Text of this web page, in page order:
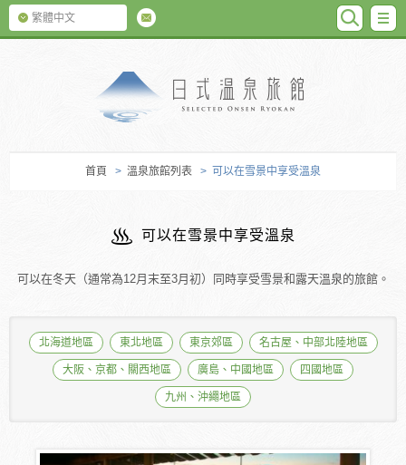
繁體中文
首頁 > 溫泉旅館列表 > 可以在雪景中享受溫泉
可以在雪景中享受溫泉
可以在冬天（通常為12月末至3月初）同時享受雪景和露天溫泉的旅館。
北海道地區 東北地區 東京郊區 名古屋、中部北陸地區
大阪、京都、關西地區 廣島、中國地區 四國地區
九州、沖繩地區